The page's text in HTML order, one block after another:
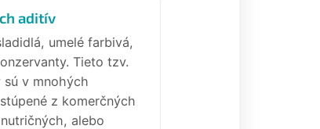
aditív
umelé farbivá,
Tieto tzv.
v mnohých
z komerčných
alebo